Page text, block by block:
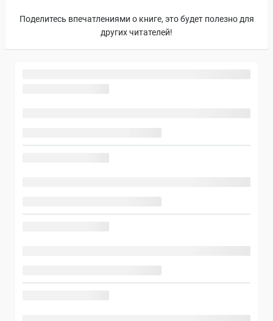
Поделитесь впечатлениями о книге, это будет полезно для
других читателей!